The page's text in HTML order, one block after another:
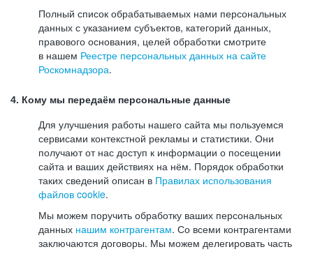
Полный список обрабатываемых нами персональных
данных с указанием субъектов, категорий данных,
правового основания, целей обработки смотрите
в нашем Реестре персональных данных на сайте
Роскомнадзора.
4. Кому мы передаём персональные данные
Для улучшения работы нашего сайта мы пользуемся
сервисами контекстной рекламы и статистики. Они
получают от нас доступ к информации о посещении
сайта и ваших действиях на нём. Порядок обработки
таких сведений описан в Правилах использования
файлов cookie.
Мы можем поручить обработку ваших персональных
данных нашим контрагентам. Со всеми контрагентами
заключаются договоры. Мы можем делегировать часть